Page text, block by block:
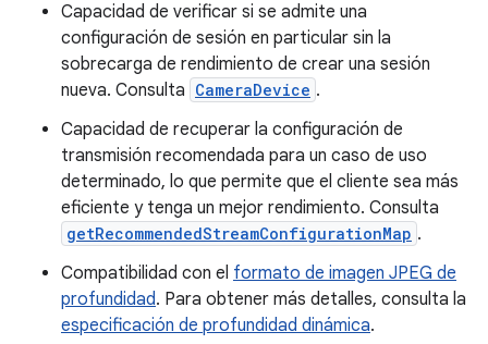
Capacidad de verificar si se admite una
configuración de sesión en particular sin la
sobrecarga de rendimiento de crear una sesión
nueva. Consulta CameraDevice .
Capacidad de recuperar la configuración de
transmisión recomendada para un caso de uso
determinado, lo que permite que el cliente sea más
eficiente y tenga un mejor rendimiento. Consulta
getRecommendedStreamConfigurationMap .
Compatibilidad con el formato de imagen JPEG de
profundidad. Para obtener más detalles, consulta la
especificación de profundidad dinámica.